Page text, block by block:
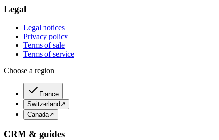
Legal
Legal notices
Privacy policy
Terms of sale
Terms of service
Choose a region
France
Switzerland ↗
Canada↗
CRM & guides